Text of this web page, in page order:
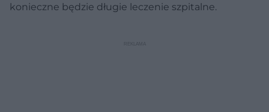
konieczne będzie długie leczenie szpitalne.